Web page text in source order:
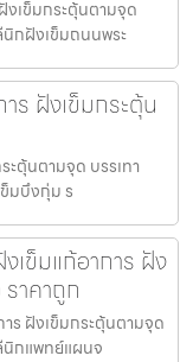
งเข็มกระตุ้นตามจุด
นิกฝังเข็มถนนพระ
ร ฝังเข็มกระตุ้น
ตุ้นตามจุด บรรเทา
มบึงกุ่ม ร
ข็มแก้อาการ ฝัง
าคาถูก
ร ฝังเข็มกระตุ้นตามจุด
นิกแพทย์แผนจ